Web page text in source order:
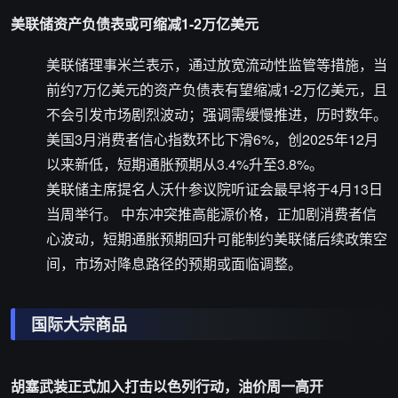
美联储资产负债表或可缩减1-2万亿美元
美联储理事米兰表示，通过放宽流动性监管等措施，当
前约7万亿美元的资产负债表有望缩减1-2万亿美元，且
不会引发市场剧烈波动；强调需缓慢推进，历时数年。
美国3月消费者信心指数环比下滑6%，创2025年12月
以来新低，短期通胀预期从3.4%升至3.8%。
美联储主席提名人沃什参议院听证会最早将于4月13日
当周举行。 中东冲突推高能源价格，正加剧消费者信
心波动，短期通胀预期回升可能制约美联储后续政策空
间，市场对降息路径的预期或面临调整。
国际大宗商品
胡塞武装正式加入打击以色列行动，油价周一高开